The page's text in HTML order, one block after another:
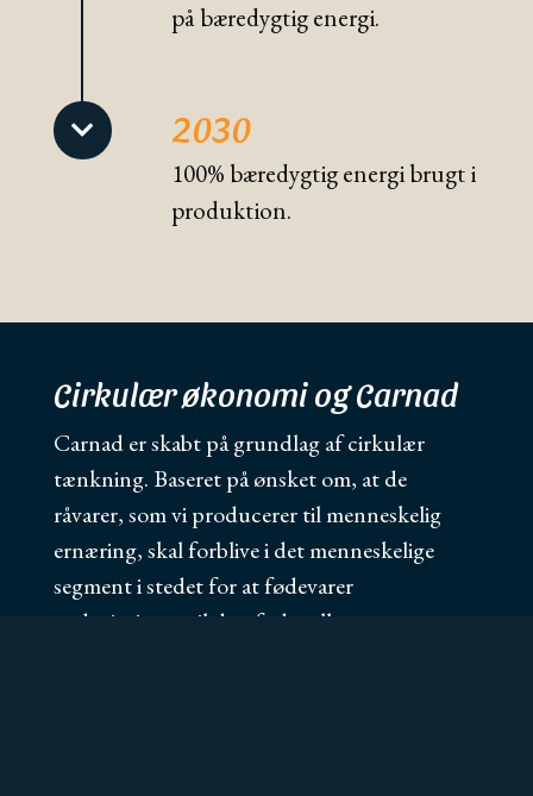
på bæredygtig energi.
2030
100% bæredygtig energi brugt i
produktion.
Cirkulær økonomi og Carnad
Carnad er skabt på grundlag af cirkulær
tænkning. Baseret på ønsket om, at de
råvarer, som vi producerer til menneskelig
ernæring, skal forblive i det menneskelige
segment i stedet for at fødevarer
nedprioriteres til dyrefoder eller